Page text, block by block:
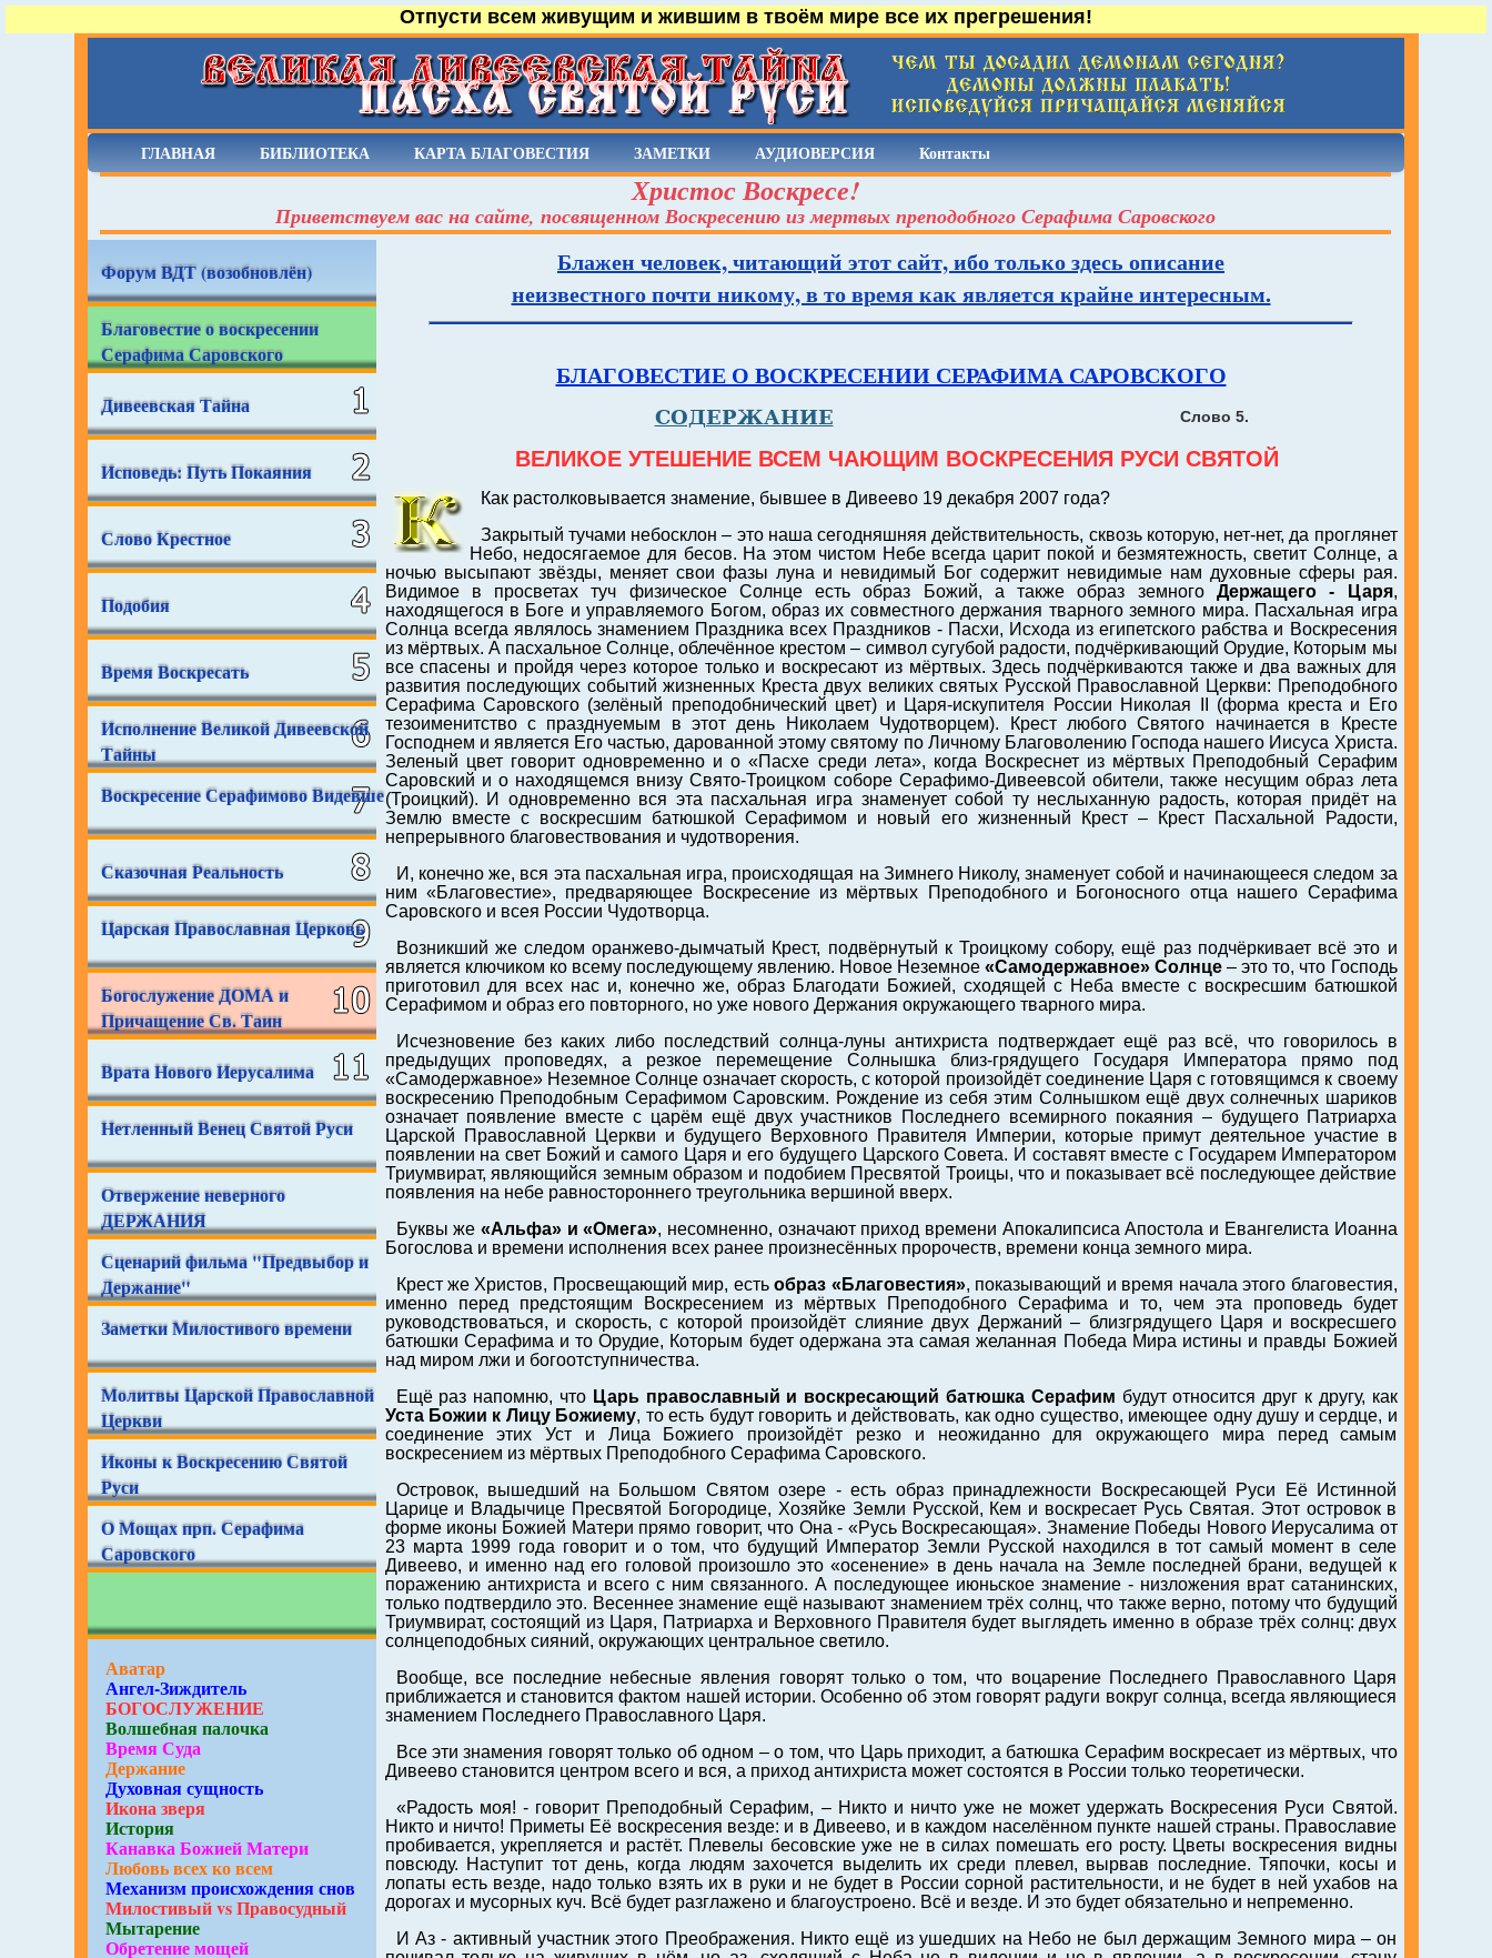
Отпусти всем живущим и жившим в твоём мире все их прегрешения!
ГЛАВНАЯ БИБЛИОТЕКА КАРТА БЛАГОВЕСТИЯ ЗАМЕТКИ АУДИОВЕРСИЯ Контакты
Христос Воскресе!
Приветствуем вас на сайте, посвященном Воскресению из мертвых преподобного Серафима Саровского
Форум ВДТ (возобновлён)
Благовестие о воскресении
Серафима Саровского
Дивеевская Тайна
Исповедь: Путь Покаяния
Слово Крестное
Подобия
Время Воскресать
Исполнение Великой Дивеевской
Тайны
Воскресение Серафимово Видевше
Сказочная Реальность
Царская Православная Церковь
Богослужение ДОМА и
Причащение Св. Таин
Врата Нового Иерусалима
Нетленный Венец Святой Руси
Отвержение неверного
ДЕРЖАНИЯ
Сценарий фильма "Предвыбор и
Держание"
Заметки Милостивого времени
Молитвы Царской Православной
Церкви
Иконы к Воскресению Святой
Руси
О Мощах прп. Серафима
Саровского
Аватар
Ангел-Зиждитель
БОГОСЛУЖЕНИЕ
Волшебная палочка
Время Суда
Держание
Духовная сущность
Икона зверя
История
Канавка Божией Матери
Любовь всех ко всем
Механизм происхождения снов
Милостивый vs Правосудный
Мытарение
Обретение мощей
Блажен человек, читающий этот сайт, ибо только здесь описание
неизвестного почти никому, в то время как является крайне интересным.
БЛАГОВЕСТИЕ О ВОСКРЕСЕНИИ СЕРАФИМА САРОВСКОГО
СОДЕРЖАНИЕ Слово 5.
ВЕЛИКОЕ УТЕШЕНИЕ ВСЕМ ЧАЮЩИМ ВОСКРЕСЕНИЯ РУСИ СВЯТОЙ
Как растолковывается знамение, бывшее в Дивеево 19 декабря 2007 года?
Закрытый тучами небосклон – это наша сегодняшняя действительность, сквозь которую, нет-нет, да проглянет
Небо, недосягаемое для бесов. На этом чистом Небе всегда царит покой и безмятежность, светит Солнце, а
ночью высыпают звёзды, меняет свои фазы луна и невидимый Бог содержит невидимые нам духовные сферы рая.
Видимое в просветах туч физическое Солнце есть образ Божий, а также образ земногоДержащего - Царя,
находящегося в Боге и управляемого Богом, образ их совместного держания тварного земного мира. Пасхальная игра
Солнца всегда являлось знамением Праздника всех Праздников - Пасхи, Исхода из египетского рабства и Воскресения
из мёртвых. А пасхальное Солнце, облечённое крестом – символ сугубой радости, подчёркивающий Орудие, Которым мы
все спасены и пройдя через которое только и воскресают из мёртвых. Здесь подчёркиваются также и два важных для
развития последующих событий жизненных Креста двух великих святых Русской Православной Церкви: Преподобного
Серафима Саровского (зелёный преподобнический цвет) и Царя-искупителя России Николая II (форма креста и Его
тезоименитство с празднуемым в этот день Николаем Чудотворцем). Крест любого Святого начинается в Кресте
Господнем и является Его частью, дарованной этому святому по Личному Благоволению Господа нашего Иисуса Христа.
Зеленый цвет говорит одновременно и о «Пасхе среди лета», когда Воскреснет из мёртвых Преподобный Серафим
Саровский и о находящемся внизу Свято-Троицком соборе Серафимо-Дивеевсой обители, также несущим образ лета
(Троицкий). И одновременно вся эта пасхальная игра знаменует собой ту неслыханную радость, которая придёт на
Землю вместе с воскресшим батюшкой Серафимом и новый его жизненный Крест – Крест Пасхальной Радости,
непрерывного благовествования и чудотворения.
И, конечно же, вся эта пасхальная игра, происходящая на Зимнего Николу, знаменует собой и начинающееся следом за
ним «Благовестие», предваряющее Воскресение из мёртвых Преподобного и Богоносного отца нашего Серафима
Саровского и всея России Чудотворца.
Возникший же следом оранжево-дымчатый Крест, подвёрнутый к Троицкому собору, ещё раз подчёркивает всё это и
является ключиком ко всему последующему явлению. Новое Неземное«Самодержавное» Солнце – это то, что Господь
приготовил для всех нас и, конечно же, образ Благодати Божией, сходящей с Неба вместе с воскресшим батюшкой
Серафимом и образ его повторного, но уже нового Держания окружающего тварного мира.
Исчезновение без каких либо последствий солнца-луны антихриста подтверждает ещё раз всё, что говорилось в
предыдущих проповедях, а резкое перемещение Солнышка близ-грядущего Государя Императора прямо под
«Самодержавное» Неземное Солнце означает скорость, с которой произойдёт соединение Царя с готовящимся к своему
воскресению Преподобным Серафимом Саровским. Рождение из себя этим Солнышком ещё двух солнечных шариков
означает появление вместе с царём ещё двух участников Последнего всемирного покаяния – будущего Патриарха
Царской Православной Церкви и будущего Верховного Правителя Империи, которые примут деятельное участие в
появлении на свет Божий и самого Царя и его будущего Царского Совета. И составят вместе с Государем Императором
Триумвират, являющийся земным образом и подобием Пресвятой Троицы, что и показывает всё последующее действие
появления на небе равностороннего треугольника вершиной вверх.
Буквы же «Альфа» и «Омега», несомненно, означают приход времени Апокалипсиса Апостола и Евангелиста Иоанна
Богослова и времени исполнения всех ранее произнесённых пророчеств, времени конца земного мира.
Крест же Христов, Просвещающий мир, естьобраз «Благовестия», показывающий и время начала этого благовестия,
именно перед предстоящим Воскресением из мёртвых Преподобного Серафима и то, чем эта проповедь будет
руководствоваться, и скорость, с которой произойдёт слияние двух Держаний – близгрядущего Царя и воскресшего
батюшки Серафима и то Орудие, Которым будет одержана эта самая желанная Победа Мира истины и правды Божией
над миром лжи и богоотступничества.
Ещё раз напомню, что Царь православный и воскресающий батюшка Серафим будут относится друг к другу, как
Уста Божии к Лицу Божиему, то есть будут говорить и действовать, как одно существо, имеющее одну душу и сердце, и
соединение этих Уст и Лица Божиего произойдёт резко и неожиданно для окружающего мира перед самым
воскресением из мёртвых Преподобного Серафима Саровского.
Островок, вышедший на Большом Святом озере - есть образ принадлежности Воскресающей Руси Её Истинной
Царице и Владычице Пресвятой Богородице, Хозяйке Земли Русской, Кем и воскресает Русь Святая. Этот островок в
форме иконы Божией Матери прямо говорит, что Она - «Русь Воскресающая». Знамение Победы Нового Иерусалима от
23 марта 1999 года говорит и о том, что будущий Император Земли Русской находился в тот самый момент в селе
Дивеево, и именно над его головой произошло это «осенение» в день начала на Земле последней брани, ведущей к
поражению антихриста и всего с ним связанного. А последующее июньское знамение - низложения врат сатанинских,
только подтвердило это. Весеннее знамение ещё называют знамением трёх солнц, что также верно, потому что будущий
Триумвират, состоящий из Царя, Патриарха и Верховного Правителя будет выглядеть именно в образе трёх солнц: двух
солнцеподобных сияний, окружающих центральное светило.
Вообще, все последние небесные явления говорят только о том, что воцарение Последнего Православного Царя
приближается и становится фактом нашей истории. Особенно об этом говорят радуги вокруг солнца, всегда являющиеся
знамением Последнего Православного Царя.
Все эти знамения говорят только об одном – о том, что Царь приходит, а батюшка Серафим воскресает из мёртвых, что
Дивеево становится центром всего и вся, а приход антихриста может состоятся в России только теоретически.
«Радость моя! - говорит Преподобный Серафим, – Никто и ничто уже не может удержать Воскресения Руси Святой.
Никто и ничто! Приметы Её воскресения везде: и в Дивеево, и в каждом населённом пункте нашей страны. Православие
пробивается, укрепляется и растёт. Плевелы бесовские уже не в силах помешать его росту. Цветы воскресения видны
повсюду. Наступит тот день, когда людям захочется выделить их среди плевел, вырвав последние. Тяпочки, косы и
лопаты есть везде, надо только взять их в руки и не будет в России сорной растительности, и не будет в ней ухабов на
дорогах и мусорных куч. Всё будет разглажено и благоустроено. Всё и везде. И это будет обязательно и непременно.
И Аз - активный участник этого Преображения. Никто ещё из ушедших на Небо не был держащим Земного мира – он